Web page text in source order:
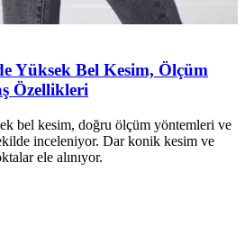
Yüksek Bel Kesim, Ölçüm
Özellikleri
bel kesim, doğru ölçüm yöntemleri ve
inceleniyor. Dar konik kesim ve
ele alınıyor.